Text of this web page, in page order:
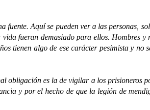
fuente. Aquí se pueden ver a las personas,
fueran demasiado para ellos. Hombres y
tienen algo de ese carácter pesimista y no
es la de vigilar a los prisioneros
y por el hecho de que la legión de